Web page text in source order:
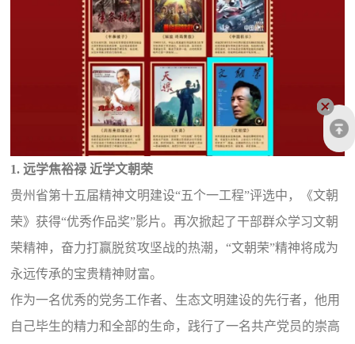
1. 远学焦裕禄 近学文朝荣
贵州省第十五届精神文明建设“五个一工程”评选中，《文朝
荣》获得“优秀作品奖”影片。再次掀起了干部群众学习文朝
荣精神，奋力打赢脱贫攻坚战的热潮，“文朝荣”精神将成为
永远传承的宝贵精神财富。
作为一名优秀的党务工作者、生态文明建设的先行者，他用
自己毕生的精力和全部的生命，践行了一名共产党员的崇高